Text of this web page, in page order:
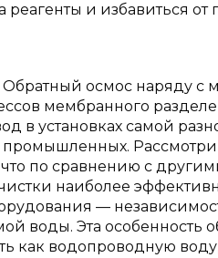
реагенты и избавиться
Обратный осмос наряду с
мембранного
в установках самой
промышленных.
что по сравнению с
наиболее
—
воды. Эта особенность
водопроводную воду,